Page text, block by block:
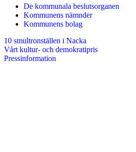
De kommunala beslutsorganen
Kommunens nämnder
Kommunens bolag
10 smultronställen i Nacka
Vårt kultur- och demokratipris
Pressinformation